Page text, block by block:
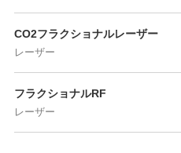
CO2フラクショナルレーザー
レーザー
フラクショナルRF
レーザー